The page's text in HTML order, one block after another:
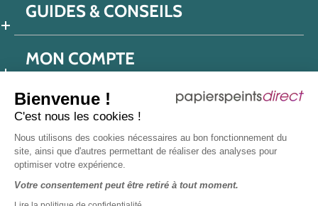
Bienvenue !
C'est nous les cookies !
Nous utilisons des cookies nécessaires au bon fonctionnement du
site, ainsi que d'autres permettant de réaliser des analyses pour
optimiser votre expérience.
Votre consentement peut être retiré à tout moment.
GUIDES & CONSEILS
MON COMPTE
Politique de confidentialité
Mentions légales
Protection données réseaux sociaux
Déclaration d'accessibilité